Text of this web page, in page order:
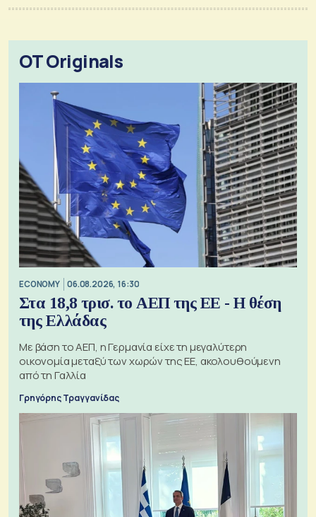
OT Originals
ECONOMY 06.08.2026, 16:30
Στα 18,8 τρισ. το ΑΕΠ της ΕΕ - Η θέση
της Ελλάδας
Με βάση το ΑΕΠ, η Γερμανία είχε τη μεγαλύτερη
οικονομία μεταξύ των χωρών της ΕΕ, ακολουθούμενη
από τη Γαλλία
Γρηγόρης Τραγγανίδας